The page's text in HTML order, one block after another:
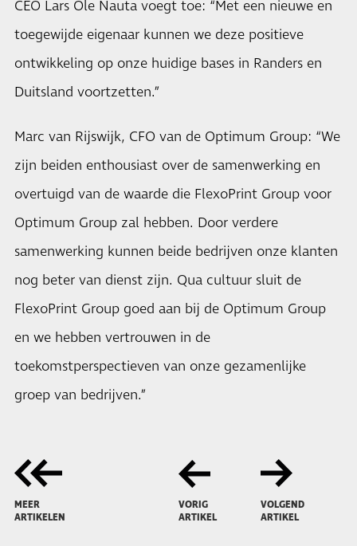
CEO Lars Ole Nauta voegt toe: “Met een nieuwe en
toegewijde eigenaar kunnen we deze positieve
ontwikkeling op onze huidige bases in Randers en
Duitsland voortzetten.”
Marc van Rijswijk, CFO van de Optimum Group: “We
zijn beiden enthousiast over de samenwerking en
overtuigd van de waarde die FlexoPrint Group voor
Optimum Group zal hebben. Door verdere
samenwerking kunnen beide bedrijven onze klanten
nog beter van dienst zijn. Qua cultuur sluit de
FlexoPrint Group goed aan bij de Optimum Group
en we hebben vertrouwen in de
toekomstperspectieven van onze gezamenlijke
groep van bedrijven.”
MEER
ARTIKELEN
VORIG
ARTIKEL
VOLGEND
ARTIKEL